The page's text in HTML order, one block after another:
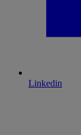
Linkedin